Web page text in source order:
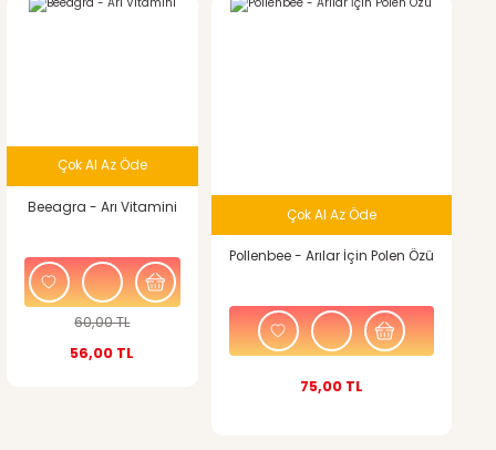
Ürün bilgilerinde hatalar bulunuyor.
Ürün fiyatı diğer sitelerden daha pahalı.
Bu ürüne benzer farklı alternatifler olmalı.
Çok Al Az Öde
Beeagra - Arı Vitamini
60,00 TL
56,00 TL
Çok Al Az Öde
Pollenbee - Arılar İçin Polen Özü
75,00 TL